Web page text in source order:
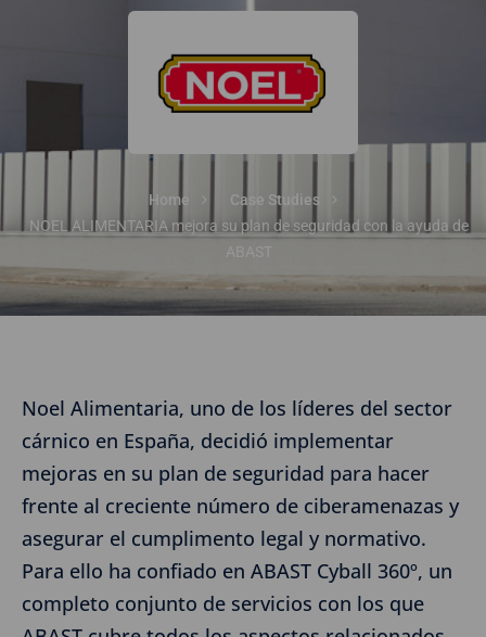
Home
Case Studies
NOEL ALIMENTARIA mejora su plan de seguridad con la ayuda de
ABAST
Noel Alimentaria, uno de los líderes del sector
cárnico en España, decidió implementar
mejoras en su plan de seguridad para hacer
frente al creciente número de ciberamenazas y
asegurar el cumplimento legal y normativo.
Para ello ha confiado en ABAST Cyball 360º, un
completo conjunto de servicios con los que